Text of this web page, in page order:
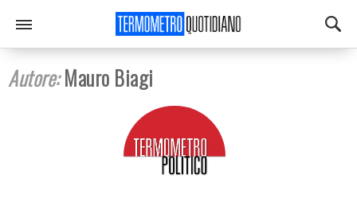
Autore:Mauro Biagi